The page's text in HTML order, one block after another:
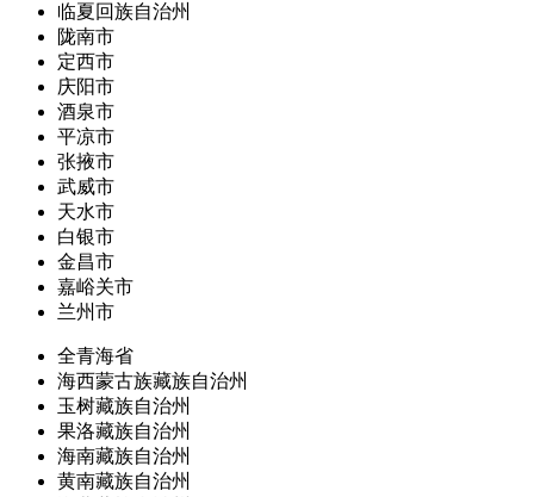
临夏回族自治州
陇南市
定西市
庆阳市
酒泉市
平凉市
张掖市
武威市
天水市
白银市
金昌市
嘉峪关市
兰州市
全青海省
海西蒙古族藏族自治州
玉树藏族自治州
果洛藏族自治州
海南藏族自治州
黄南藏族自治州